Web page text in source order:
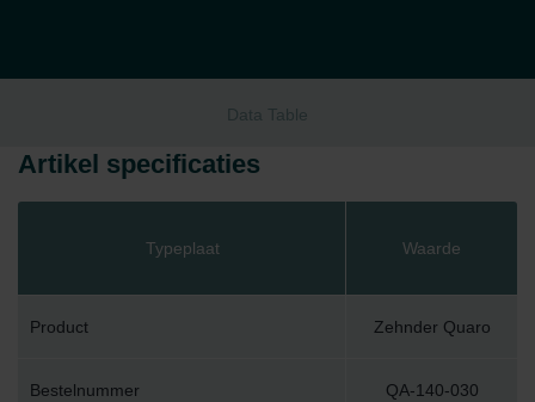
Data Table
Artikel specificaties
Typeplaat Waarde
Product Zehnder Quaro
Bestelnummer QA-140-030